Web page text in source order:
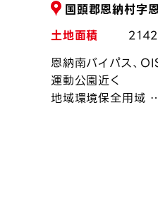
国頭郡恩納村字
土地面積
恩納南バイパス、
運動公園近く
地域環境保全用域